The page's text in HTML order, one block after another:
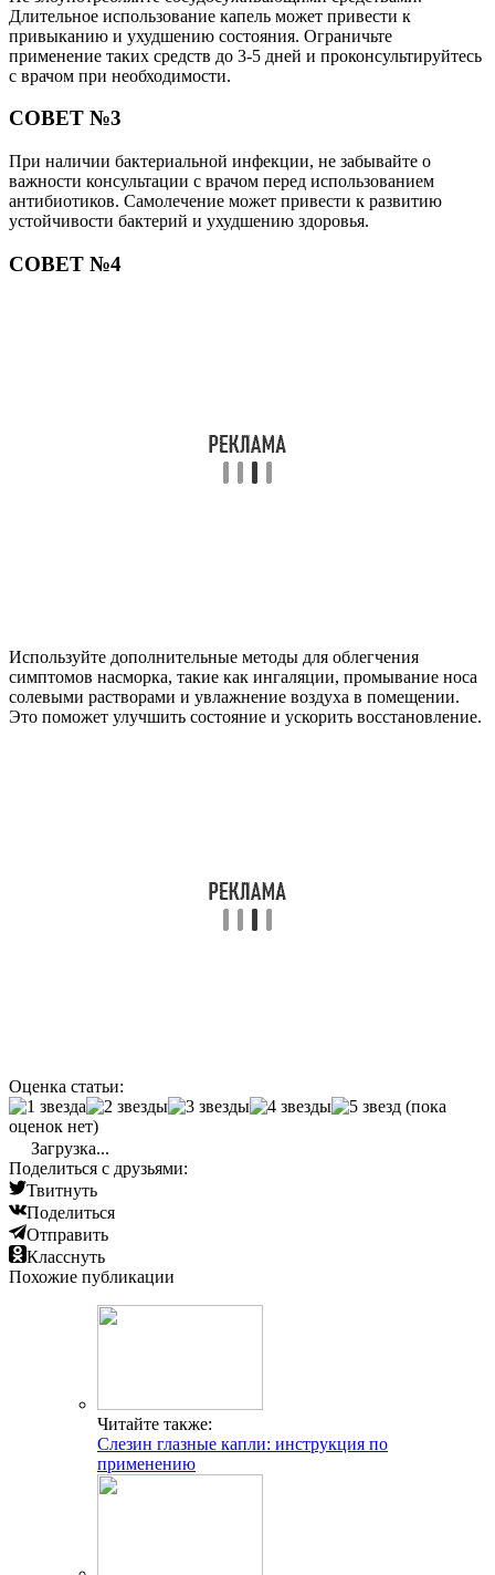
Длительное использование капель может привести к
привыканию и ухудшению состояния. Ограничьте
применение таких средств до 3-5 дней и проконсультируйтесь
с врачом при необходимости.
СОВЕТ №3
При наличии бактериальной инфекции, не забывайте о
важности консультации с врачом перед использованием
антибиотиков. Самолечение может привести к развитию
устойчивости бактерий и ухудшению здоровья.
СОВЕТ №4
Используйте дополнительные методы для облегчения
симптомов насморка, такие как ингаляции, промывание носа
солевыми растворами и увлажнение воздуха в помещении.
Это поможет улучшить состояние и ускорить восстановление.
Оценка статьи:
(пока
оценок нет)
Загрузка...
Поделиться с друзьями:
Твитнуть
Поделиться
Отправить
Класснуть
Похожие публикации
Читайте также:
Слезин глазные капли: инструкция по
применению